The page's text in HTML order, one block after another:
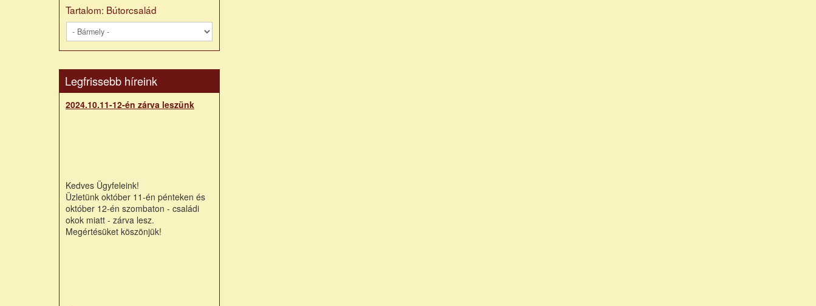
Tartalom: Bútorcsalád
Legfrissebb híreink
2024.10.11-12-én zárva leszünk
Kedves Ügyfeleink!
Üzletünk október 11-én pénteken és
október 12-én szombaton - családi
okok miatt - zárva lesz.
Megértésüket köszönjük!